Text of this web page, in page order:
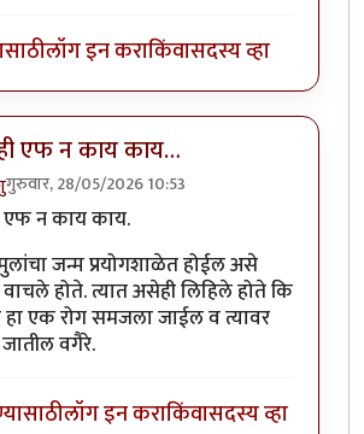
लॉग इन कराकिंवासदस्य व्हा
एफ न काय काय…
गुरुवार, 28/05/2026 10:53
विचारात टाकणारा लेख
न काय काय.
जन्म प्रयोगशाळेत होईल असे
होते. त्यात असेही लिहिले होते कि
हा एक रोग समजला जाईल व त्यावर
वगैरे.
लॉग इन कराकिंवासदस्य व्हा